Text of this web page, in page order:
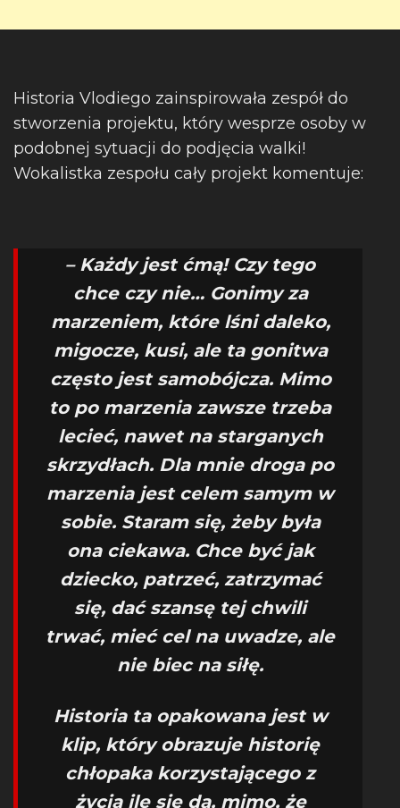
Historia Vlodiego zainspirowała zespół do
stworzenia projektu, który wesprze osoby w
podobnej sytuacji do podjęcia walki!
Wokalistka zespołu cały projekt komentuje:
– Każdy jest ćmą! Czy tego
chce czy nie… Gonimy za
marzeniem, które lśni daleko,
migocze, kusi, ale ta gonitwa
często jest samobójcza. Mimo
to po marzenia zawsze trzeba
lecieć, nawet na starganych
skrzydłach. Dla mnie droga po
marzenia jest celem samym w
sobie. Staram się, żeby była
ona ciekawa. Chce być jak
dziecko, patrzeć, zatrzymać
się, dać szansę tej chwili
trwać, mieć cel na uwadze, ale
nie biec na siłę.
Historia ta opakowana jest w
klip, który obrazuje historię
chłopaka korzystającego z
życia ile się da, mimo, że